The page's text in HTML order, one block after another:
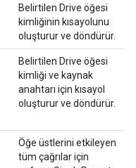
Belirtilen Drive öğesi
kimliğinin kısayolunu
oluşturur ve döndürür.
Belirtilen Drive öğesi
kimliği ve kaynak
anahtarı için kısayol
oluşturur ve döndürür.
Öğe üstlerini etkileyen
tüm çağrılar için